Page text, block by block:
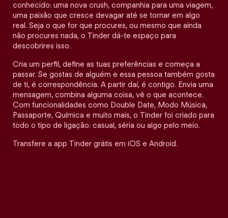
conhecido: uma nova crush, companhia para uma viagem,
uma paixão que cresce devagar até se tornar em algo
real. Seja o que for que procures, ou mesmo que ainda
não procures nada, o Tinder dá-te espaço para
descobrires isso.
Cria um perfil, define as tuas preferências e começa a
passar. Se gostas de alguém e essa pessoa também gosta
de ti, é correspondência. A partir daí, é contigo. Envia uma
mensagem, combina alguma coisa, vê o que acontece.
Com funcionalidades como Double Date, Modo Música,
Passaporte, Química e muito mais, o Tinder foi criado para
todo o tipo de ligação: casual, séria ou algo pelo meio.
Transfere a app Tinder grátis em iOS e Android.